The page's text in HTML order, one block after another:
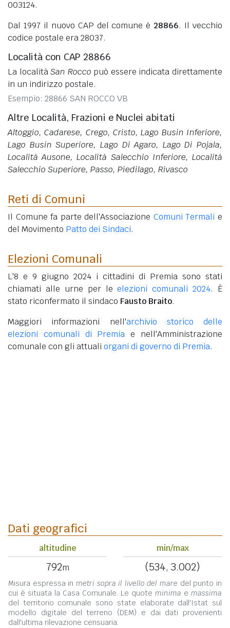
003124.
Dal 1997 il nuovo CAP del comune è 28866. Il vecchio
codice postale era 28037.
Località con CAP 28866
La localitàSan Rocco può essere indicata direttamente
in un indirizzo postale.
Esempio: 28866 SAN ROCCO VB
Altre Località, Frazioni e Nuclei abitati
Altoggio, Cadarese, Crego, Cristo, Lago Busin Inferiore,
Lago Busin Superiore, Lago Di Agaro, Lago Di Pojala,
Località Ausone, Località Salecchio Inferiore, Località
Salecchio Superiore, Passo, Piedilago, Rivasco
Reti di Comuni
Il Comune fa parte dell'Associazione Comuni Termali e
del Movimento Patto dei Sindaci.
Elezioni Comunali
L'8 e 9 giugno 2024 i cittadini di Premia sono stati
chiamati alle urne per leelezioni comunali 2024. È
stato riconfermato il sindaco Fausto Braito.
Maggiori informazioni nell'archivio storico delle
elezioni comunali di Premia e nell'Amministrazione
comunale con gli attuali organi di governo di Premia.
Dati geografici
altitudine
792m
min/max
(534, 3.002)
Misura espressa in metri sopra il livello del mare del punto in
cui è situata la Casa Comunale. Le quote minima e massima
del territorio comunale sono state elaborate dall'Istat sul
modello digitale del terreno (DEM) e dai dati provenienti
dall'ultima rilevazione censuaria.